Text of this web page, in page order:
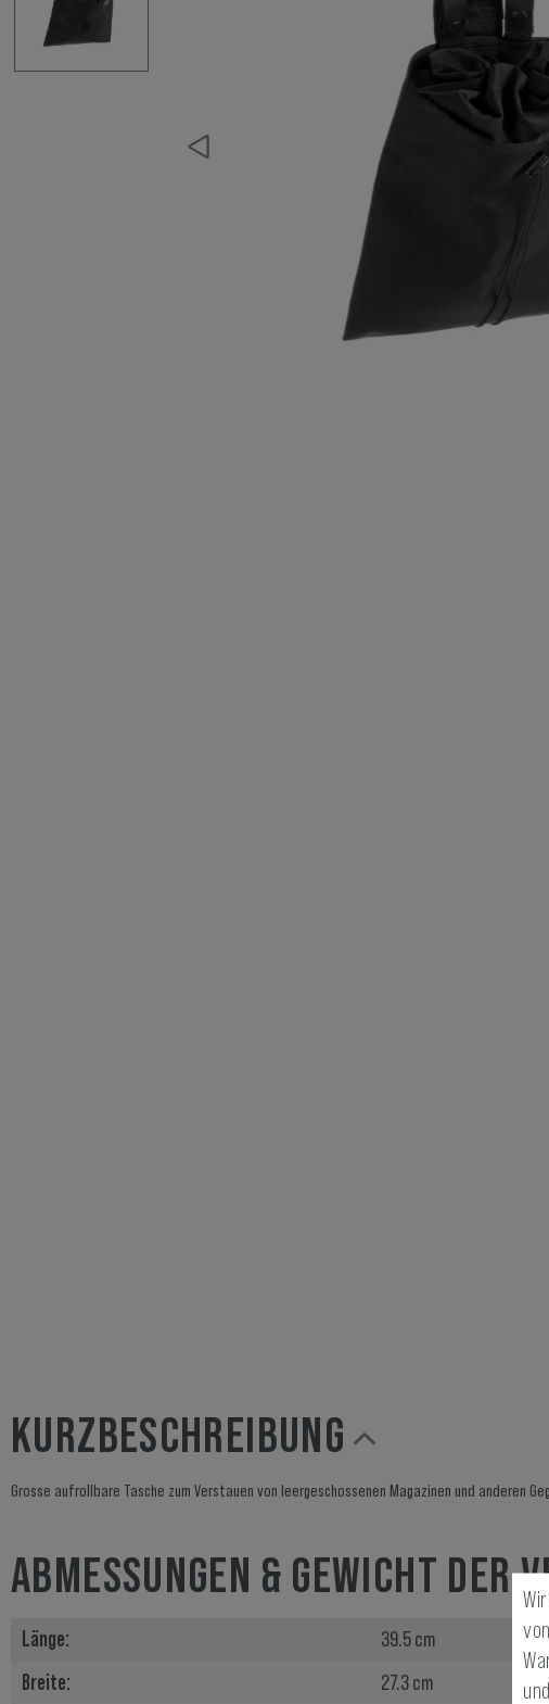
Rucksäcke
Trinkrucksäcke
KURZBESCHREIBUNG
Grosse aufrollbare Tasche zum Verstauen von leergeschossenen Magazinen und anderen
ABMESSUNGEN & GEWICHT DER
Länge: 39.5 cm
Breite:
27.3 cm